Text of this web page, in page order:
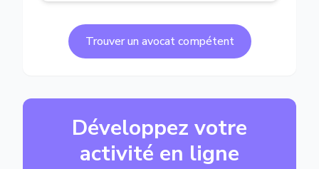
Trouver un avocat compétent
Développez votre
activité en ligne